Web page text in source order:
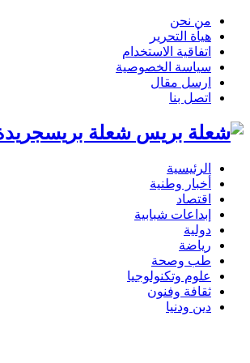
من نحن
هيأة التحرير
اتفاقية الاستخدام
سياسة الخصوصية
ارسل مقال
اتصل بنا
شعلة
الرئيسية
أخبار وطنية
اقتصاد
إبداعات شبابية
دولية
رياضة
طب وصحة
علوم وتكنولوجيا
ثقافة وفنون
دين ودنيا